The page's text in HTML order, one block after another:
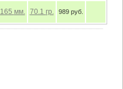
165 мм. 70.1 гр. 989 руб.